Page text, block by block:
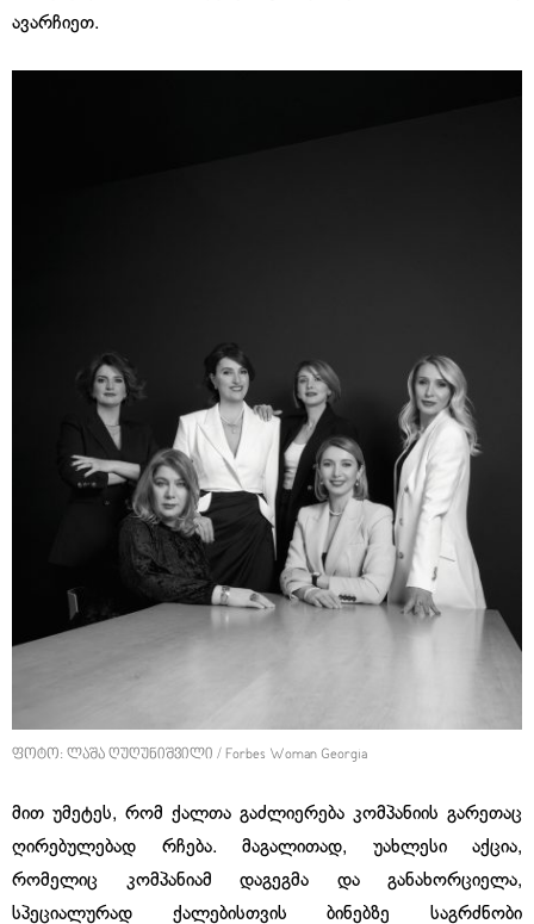
ავარჩიეთ.
ფოტო: ლაშა ღუღუნიშვილი / Forbes Woman Georgia
მით უმეტეს, რომ ქალთა გაძლიერება კომპანიის გარეთაც
ღირებულებად რჩება. მაგალითად, უახლესი აქცია,
რომელიც კომპანიამ დაგეგმა და განახორციელა,
სპეციალურად ქალებისთვის ბინებზე საგრძნობი